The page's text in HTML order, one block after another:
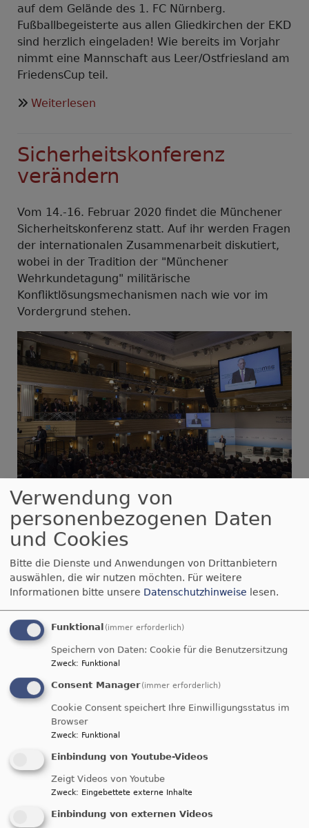
auf dem Gelände des 1. FC Nürnberg.
Fußballbegeisterte aus allen Gliedkirchen der EKD
sind herzlich eingeladen! Wie bereits im Vorjahr
nimmt eine Mannschaft aus Leer/Ostfriesland am
FriedensCup teil.
Weiterlesen
-
4.
Juli
Sicherheitskonferenz
verändern
Vom 14.-16. Februar 2020 findet die Münchener
Sicherheitskonferenz statt. Auf ihr werden Fragen
der internationalen Zusammenarbeit diskutiert,
wobei in der Tradition der "Münchener
Wehrkundetagung" militärische
Konfliktlösungsmechanismen nach wie vor im
Vordergrund stehen.
Bildrechte Wikipedia
Die Arbeitsstelle kokon unterstützt das Projekt
Münchener Sicherheitskonferenz
Umdenken weg von Sicherheitslogik hin zu
Friedenslogik und für einen Wandel der MSC hin
Sie unterstützt auch den
der Friedensdemonstration des Aktionsbündnis
gegen die NATO-Sicherheitskonferenz.
Friedenssynode der EKD
"Kirche auf dem Weg
der Gerechtigkeit und
Verwendung von
personenbezogenen Daten
und Cookies
Bitte die Dienste und Anwendungen von Drittanbietern
auswählen, die wir nutzen möchten. Für weitere
Informationen bitte unsere Datenschutzhinweise lesen.
Funktional (immer erforderlich)
Speichern von Daten: Cookie für die Benutzersitzung
Zweck: Funktional
Consent Manager (immer erforderlich)
Cookie Consent speichert Ihre Einwilligungsstatus im
Browser
Zweck: Funktional
Einbindung von Youtube-Videos
Zeigt Videos von Youtube
Zweck: Eingebettete externe Inhalte
Einbindung von externen Videos